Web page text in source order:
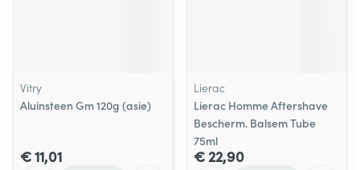
Vitry
Aluinsteen Gm 120g (asie)
€ 11,01
Lierac
Lierac Homme Aftershave
Bescherm. Balsem Tube
75ml
€ 22,90